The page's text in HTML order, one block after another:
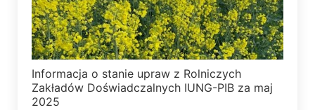
Informacja o stanie upraw z Rolniczych
Zakładów Doświadczalnych IUNG-PIB za maj
2025